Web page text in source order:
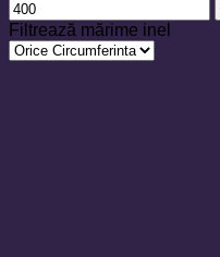
Filtrează mărime inel